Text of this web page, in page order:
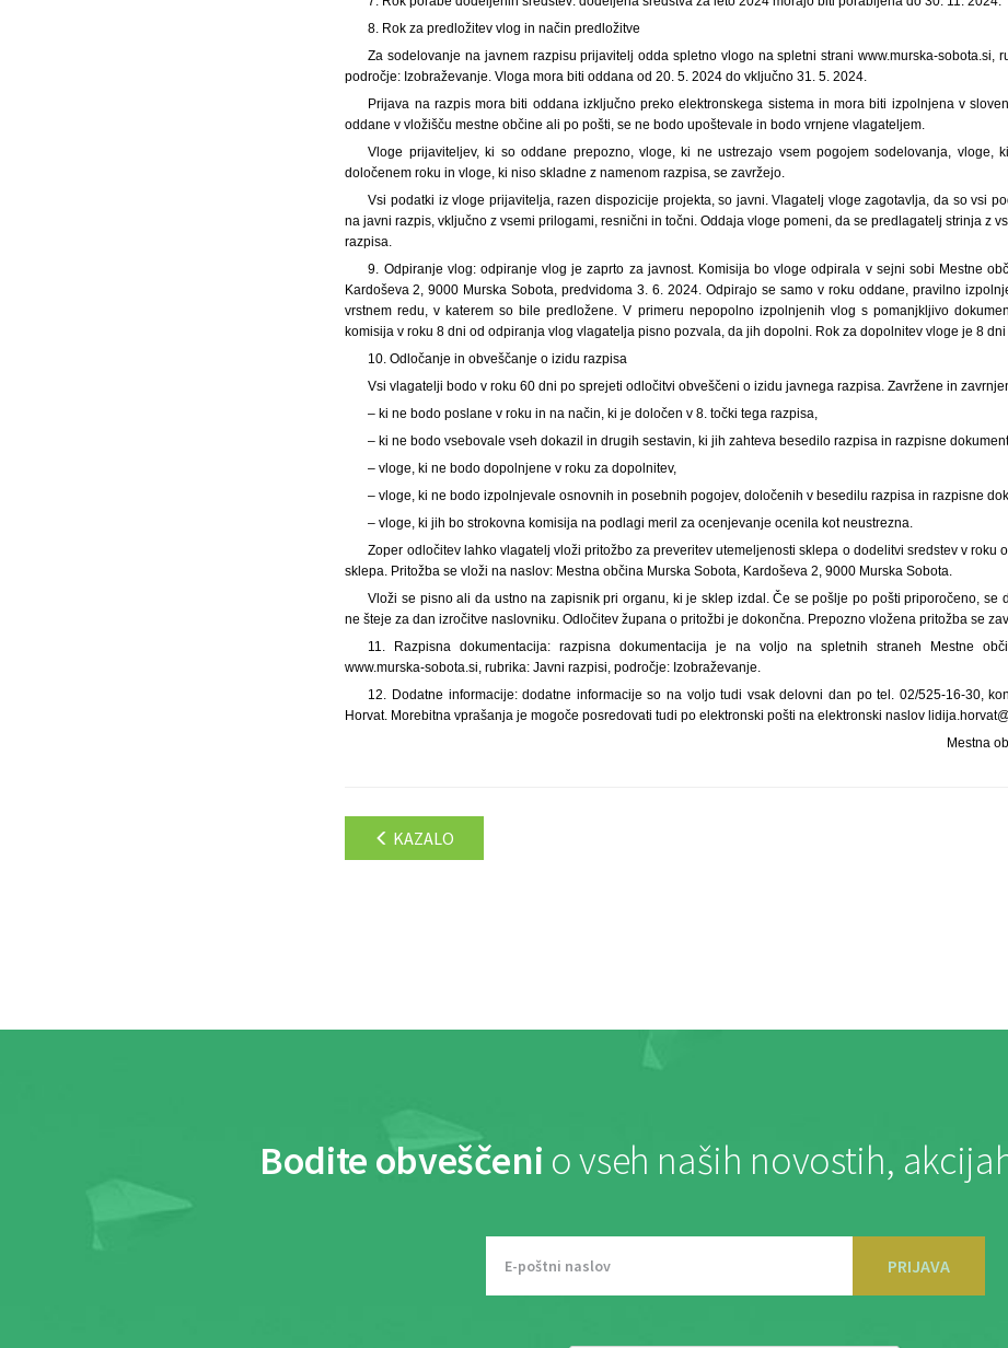
8. Rok za predložitev vlog in način predložitve
Za sodelovanje na javnem razpisu prijavitelj odda spletno vlogo na spletni strani www.murska-sobota.si,
področje: Izobraževanje. Vloga mora biti oddana od 20. 5. 2024 do vključno 31. 5. 2024.
Prijava na razpis mora biti oddana izključno preko elektronskega sistema in mora biti izpolnjena v
oddane v vložišču mestne občine ali po pošti, se ne bodo upoštevale in bodo vrnjene vlagateljem.
Vloge prijaviteljev, ki so oddane prepozno, vloge, ki ne ustrezajo vsem pogojem sodelovanja, vloge,
določenem roku in vloge, ki niso skladne z namenom razpisa, se zavržejo.
Vsi podatki iz vloge prijavitelja, razen dispozicije projekta, so javni. Vlagatelj vloge zagotavlja, da so vsi
na javni razpis, vključno z vsemi prilogami, resnični in točni. Oddaja vloge pomeni, da se predlagatelj strinja z
razpisa.
9. Odpiranje vlog: odpiranje vlog je zaprto za javnost. Komisija bo vloge odpirala v sejni sobi Mestne
Kardoševa 2, 9000 Murska Sobota, predvidoma 3. 6. 2024. Odpirajo se samo v roku oddane, pravilno
vrstnem redu, v katerem so bile predložene. V primeru nepopolno izpolnjenih vlog s pomanjkljivo
komisija v roku 8 dni od odpiranja vlog vlagatelja pisno pozvala, da jih dopolni. Rok za dopolnitev vloge je 8
10. Odločanje in obveščanje o izidu razpisa
Vsi vlagatelji bodo v roku 60 dni po sprejeti odločitvi obveščeni o izidu javnega razpisa. Zavržene in
– ki ne bodo poslane v roku in na način, ki je določen v 8. točki tega razpisa,
– ki ne bodo vsebovale vseh dokazil in drugih sestavin, ki jih zahteva besedilo razpisa in razpisne
– vloge, ki ne bodo dopolnjene v roku za dopolnitev,
– vloge, ki ne bodo izpolnjevale osnovnih in posebnih pogojev, določenih v besedilu razpisa in razpisne
– vloge, ki jih bo strokovna komisija na podlagi meril za ocenjevanje ocenila kot neustrezna.
Zoper odločitev lahko vlagatelj vloži pritožbo za preveritev utemeljenosti sklepa o dodelitvi sredstev v roku
sklepa. Pritožba se vloži na naslov: Mestna občina Murska Sobota, Kardoševa 2, 9000 Murska Sobota.
Vloži se pisno ali da ustno na zapisnik pri organu, ki je sklep izdal. Če se pošlje po pošti priporočeno, se
ne šteje za dan izročitve naslovniku. Odločitev župana o pritožbi je dokončna. Prepozno vložena pritožba se
11. Razpisna dokumentacija: razpisna dokumentacija je na voljo na spletnih straneh Mestne
www.murska-sobota.si, rubrika: Javni razpisi, področje: Izobraževanje.
12. Dodatne informacije: dodatne informacije so na voljo tudi vsak delovni dan po tel. 02/525-16-30,
Horvat. Morebitna vprašanja je mogoče posredovati tudi po elektronski pošti na elektronski naslov
Mestna
KAZALO
Bodite obveščeni o vseh naših novostih,
PRIJAVA